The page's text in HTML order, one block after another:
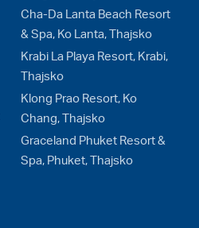
Cha-Da Lanta Beach Resort
& Spa, Ko Lanta, Thajsko
Krabi La Playa Resort, Krabi,
Thajsko
Klong Prao Resort, Ko
Chang, Thajsko
Graceland Phuket Resort &
Spa, Phuket, Thajsko